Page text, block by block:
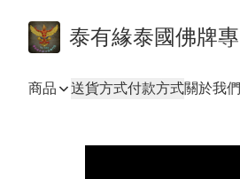
商品 送貨方式付款方式關於我們